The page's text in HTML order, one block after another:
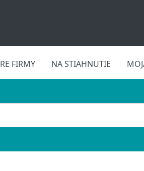
FIRMY NA STIAHNUTIE